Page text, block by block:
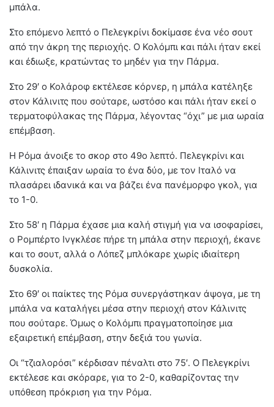
μπάλα.
Στο επόμενο λεπτό ο Πελεγκρίνι δοκίμασε ένα νέο σουτ
από την άκρη της περιοχής. Ο Κολόμπι και πάλι ήταν εκεί
και έδιωξε, κρατώντας το μηδέν για την Πάρμα.
Στο 29′ ο Κολάροφ εκτέλεσε κόρνερ, η μπάλα κατέληξε
στον Κάλινιτς που σούταρε, ωστόσο και πάλι ήταν εκεί ο
τερματοφύλακας της Πάρμα, λέγοντας “όχι” με μια ωραία
επέμβαση.
Η Ρόμα άνοιξε το σκορ στο 49ο λεπτό. Πελεγκρίνι και
Κάλινιτς έπαιξαν ωραία το ένα δύο, με τον Ιταλό να
πλασάρει ιδανικά και να βάζει ένα πανέμορφο γκολ, για
το 1-0.
Στο 58′ η Πάρμα έχασε μια καλή στιγμή για να ισοφαρίσει,
ο Ρομπέρτο Ινγκλέσε πήρε τη μπάλα στην περιοχή, έκανε
και το σουτ, αλλά ο Λόπεζ μπλόκαρε χωρίς ιδιαίτερη
δυσκολία.
Στο 69′ οι παίκτες της Ρόμα συνεργάστηκαν άψογα, με τη
μπάλα να καταλήγει μέσα στην περιοχή στον Κάλινιτς
που σούταρε. Όμως ο Κολόμπι πραγματοποίησε μια
εξαιρετική επέμβαση, στην δεξιά του γωνία.
Οι “τζιαλορόσι” κέρδισαν πέναλτι στο 75′. Ο Πελεγκρίνι
εκτέλεσε και σκόραρε, για το 2-0, καθαρίζοντας την
υπόθεση πρόκριση για την Ρόμα.